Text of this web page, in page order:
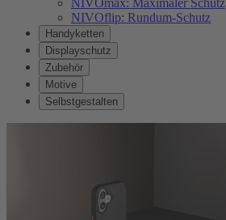
NIVOmax: Maximaler Schutz
NIVOflip: Rundum-Schutz
Handyketten
Displayschutz
Zubehör
Motive
Selbstgestalten